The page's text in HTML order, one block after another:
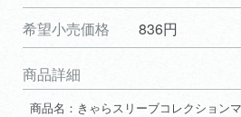
希望小売価格
836円
商品詳細
商品名：きゃらスリーブコレクショ